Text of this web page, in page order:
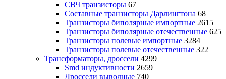
СВЧ транзисторы 67
Составные транзисторы Дарлингтона 68
Транзисторы биполярные импортные 2615
Транзисторы биполярные отечественные 625
Транзисторы полевые импортные 3284
Транзисторы полевые отечественные 322
Трансформаторы, дроссели 4299
Smd индуктивности 2659
Дроссели выводные 740